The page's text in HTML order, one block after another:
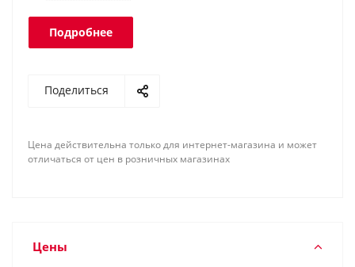
Подробнее
Поделиться
Цена действительна только для интернет-магазина и может
отличаться от цен в розничных магазинах
Цены